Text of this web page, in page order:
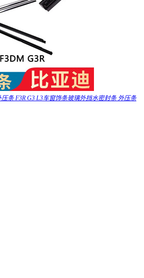
条 F3R G3 L3车窗饰条玻璃外挡水密封条 外压条